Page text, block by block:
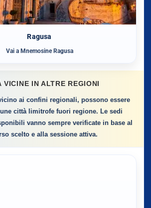
Ragusa
Vai a Mnemosine Ragusa
VICINE IN ALTRE REGIONI
ai confini regionali, possono essere
città limitrofe fuori regione. Le sedi
vanno sempre verificate in base al
scelto e alla sessione attiva.